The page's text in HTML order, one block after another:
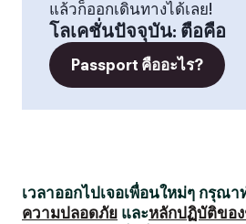
แล้วก็ออกเดินทางได้เลย!
โลเคชั่นปัจจุบัน: ตือคือ
Passport คืออะไร?
เวลาออกไปเจอเพื่อนใหม่ๆ กรุณ
ความปลอดภัย และหลักปฏิบัติขอ